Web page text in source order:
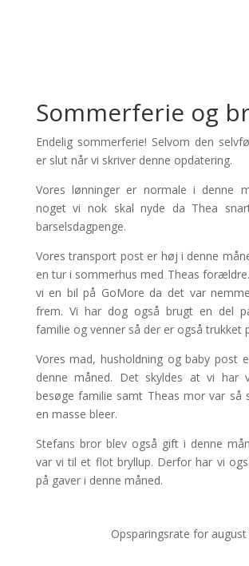
Sommerferie og
Endelig sommerferie! Selvom den
er slut når vi skriver denne opdatering.
Vores lønninger er normale i denne
noget vi nok skal nyde da Thea
barselsdagpenge.
Vores transport post er høj i denne
en tur i sommerhus med Theas
vi en bil på GoMore da det var
frem. Vi har dog også brugt en del
familie og venner så der er også trukket
Vores mad, husholdning og baby post
denne måned. Det skyldes at vi har
besøge familie samt Theas mor var så
en masse bleer.
Stefans bror blev også gift i denne
var vi til et flot bryllup. Derfor har vi
på gaver i denne måned.
Opsparingsrate for august